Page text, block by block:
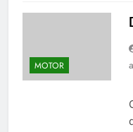
MOTOR